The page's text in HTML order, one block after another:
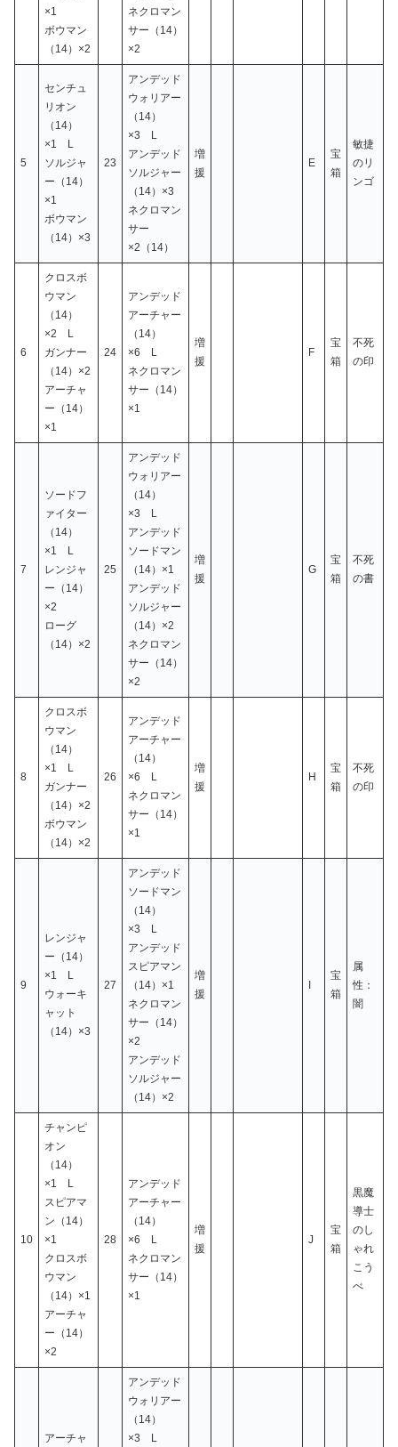
×1
ボウマン
（14）×2
ネクロマン
サー（14）
×2
5
センチュ
リオン
（14）
×1 L
ソルジャ
ー（14）
×1
ボウマン
（14）×3
23
アンデッド
ウォリアー
（14）
×3 L
アンデッド
ソルジャー
（14）×3
ネクロマン
サー
×2（14）
増
援
E
宝
箱
敏捷
のリ
ンゴ
6
クロスボ
ウマン
（14）
×2 L
ガンナー
（14）×2
アーチャ
ー（14）
×1
24
アンデッド
アーチャー
（14）
×6 L
ネクロマン
サー（14）
×1
増
援
F
宝
箱
不死
の印
7
ソードフ
ァイター
（14）
×1 L
レンジャ
ー（14）
×2
ローグ
（14）×2
25
アンデッド
ウォリアー
（14）
×3 L
アンデッド
ソードマン
（14）×1
アンデッド
ソルジャー
（14）×2
ネクロマン
サー（14）
×2
増
援
G
宝
箱
不死
の書
8
クロスボ
ウマン
（14）
×1 L
ガンナー
（14）×2
ボウマン
（14）×2
26
アンデッド
アーチャー
（14）
×6 L
ネクロマン
サー（14）
×1
増
援
H
宝
箱
不死
の印
9
レンジャ
ー（14）
×1 L
ウォーキ
ャット
（14）×3
27
アンデッド
ソードマン
（14）
×3 L
アンデッド
スピアマン
（14）×1
ネクロマン
サー（14）
×2
アンデッド
ソルジャー
（14）×2
増
援
I
宝
箱
属
性：
闇
10
チャンピ
オン
（14）
×1 L
スピアマ
ン（14）
×1
クロスボ
ウマン
（14）×1
アーチャ
ー（14）
×2
28
アンデッド
アーチャー
（14）
×6 L
ネクロマン
サー（14）
×1
増
援
J
宝
箱
黒魔
導士
のし
ゃれ
こう
べ
アーチャ
アンデッド
ウォリアー
（14）
×3 L